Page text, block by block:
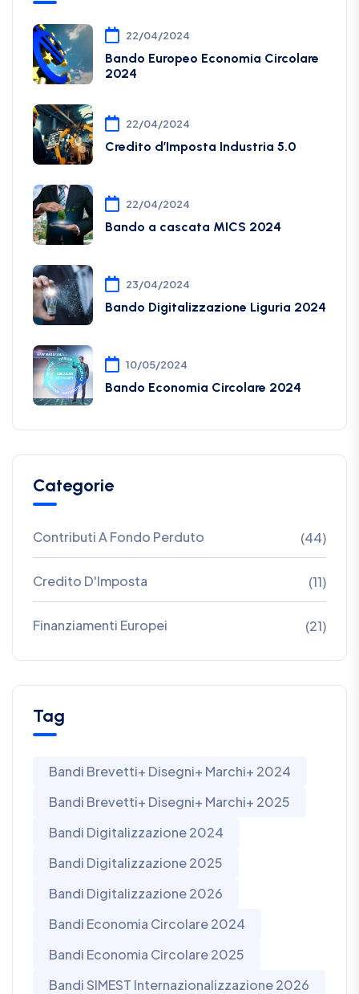
22/04/2024
Bando Europeo Economia Circolare
2024
22/04/2024
Credito d’Imposta Industria 5.0
22/04/2024
Bando a cascata MICS 2024
23/04/2024
Bando Digitalizzazione Liguria 2024
10/05/2024
Bando Economia Circolare 2024
Categorie
Contributi A Fondo Perduto (44)
Credito D'Imposta (11)
Finanziamenti Europei (21)
Tag
Bandi Brevetti+ Disegni+ Marchi+ 2024
Bandi Brevetti+ Disegni+ Marchi+ 2025
Bandi Digitalizzazione 2024
Bandi Digitalizzazione 2025
Bandi Digitalizzazione 2026
Bandi Economia Circolare 2024
Bandi Economia Circolare 2025
Bandi SIMEST Internazionalizzazione 2026